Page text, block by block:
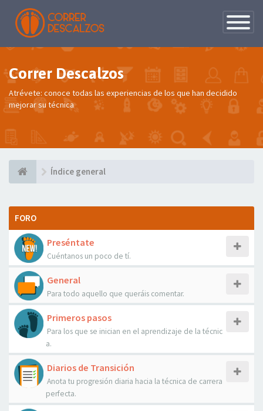
de
Correr Descalzos
Atrévete: conoce todas las experiencias de los que han decidido
mejorar su técnica
Índice general
FORO
Preséntate
Cuéntanos un poco de tí.
General
Para todo aquello que queráis comentar.
Primeros pasos
Para los que se inician en el aprendizaje de la técnic
a.
Diarios de Transición
Anota tu progresión diaria hacia la técnica de carrera
perfecta.